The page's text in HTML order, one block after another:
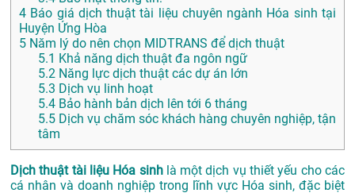
4 Báo giá dịch thuật tài liệu chuyên ngành Hóa sinh tại
Huyện Ứng Hòa
5 Năm lý do nên chọn MIDTRANS để dịch thuật
5.1 Khả năng dịch thuật đa ngôn ngữ
5.2 Năng lực dịch thuật các dự án lớn
5.3 Dịch vụ linh hoạt
5.4 Bảo hành bản dịch lên tới 6 tháng
5.5 Dịch vụ chăm sóc khách hàng chuyên nghiệp, tận
tâm
Dịch thuật tài liệu Hóa sinhlà một dịch vụ thiết yếu cho các
cá nhân và doanh nghiệp trong lĩnh vực Hóa sinh, đặc biệt